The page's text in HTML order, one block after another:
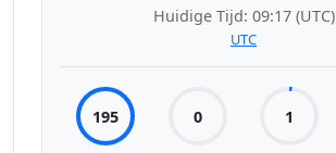
Huidige Tijd: 09:17 (UTC)
UTC
195 0 1